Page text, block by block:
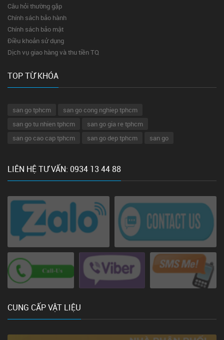
Câu hỏi thường gặp
Chính sách bảo hành
Chính sách bảo mật
Điều khoản sử dụng
Dịch vụ giao hàng và thu tiền TQ
TOP TỪ KHÓA
san go tphcm
san go cong nghiep tphcm
san go tu nhien tphcm
san go gia re tphcm
san go cao cap tphcm
san go dep tphcm san go
LIÊN HỆ TƯ VẤN: 0934 13 44 88
CUNG CẤP VẬT LIỆU